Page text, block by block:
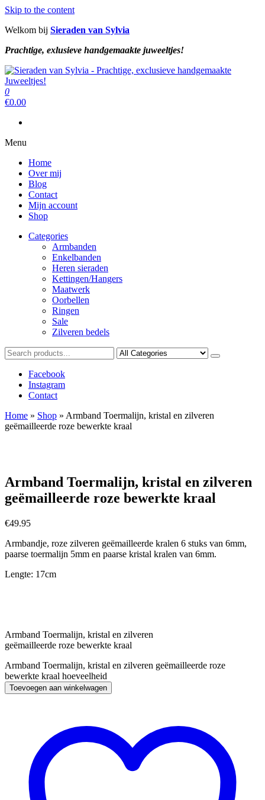
Skip to the content
Welkom bij Sieraden van Sylvia
Prachtige, exlusieve handgemaakte juweeltjes!
Sieraden van Sylvia
Prachtige, exclusieve handgemaakte juweeltjes!
Sieraden van Sylvia
Prachtige, exclusieve handgemaakte juweeltjes!
0
€0.00
Menu
Home
Over mij
Blog
Contact
Mijn account
Shop
Categories
Armbanden
Enkelbanden
Heren sieraden
Kettingen/Hangers
Maatwerk
Oorbellen
Ringen
Sale
Zilveren bedels
Facebook
Instagram
Contact
Home » Shop » Armband Toermalijn, kristal en zilveren
geëmailleerde roze bewerkte kraal
Armband Toermalijn, kristal en zilveren
geëmailleerde roze bewerkte kraal
€49.95
Armbandje, roze zilveren geëmailleerde kralen 6 stuks van 6mm,
paarse toermalijn 5mm en paarse kristal kralen van 6mm.
Lengte: 17cm
Armband Toermalijn, kristal en zilveren
geëmailleerde roze bewerkte kraal
Armband Toermalijn, kristal en zilveren geëmailleerde roze
bewerkte kraal hoeveelheid
Toevoegen aan winkelwagen